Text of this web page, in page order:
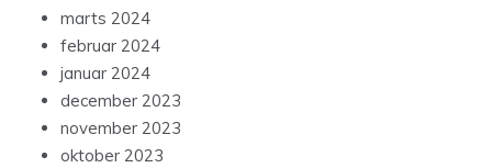
marts 2024
februar 2024
januar 2024
december 2023
november 2023
oktober 2023